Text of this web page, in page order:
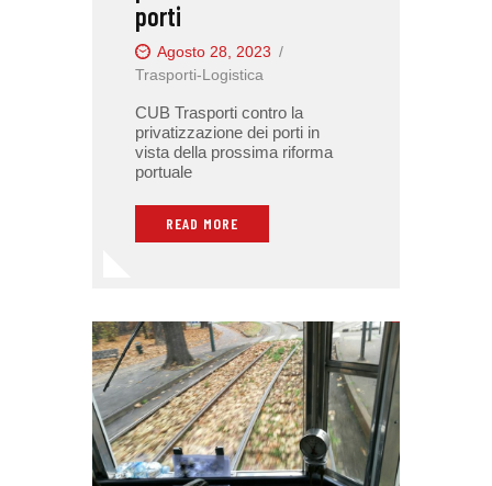
porti
Agosto 28, 2023
Trasporti-Logistica
CUB Trasporti contro la
privatizzazione dei porti in
vista della prossima riforma
portuale
READ MORE